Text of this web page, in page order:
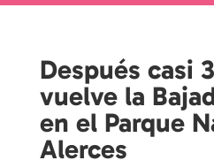
Después casi
vuelve la
en el Parque
Alerces